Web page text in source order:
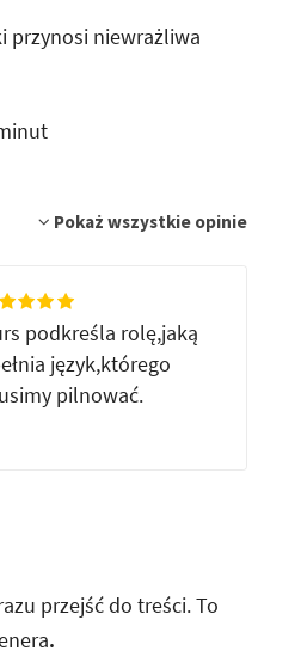
przynosi niewrażliwa
Pokaż wszystkie opinie
podkreśla rolę,jaką
język,którego
pilnować.
przejść do treści. To
.